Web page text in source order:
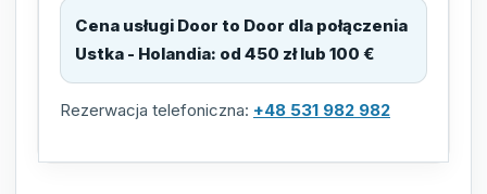
Cena usługi Door to Door dla połączenia
Ustka - Holandia: od 450 zł lub 100 €
Rezerwacja telefoniczna: +48 531 982 982